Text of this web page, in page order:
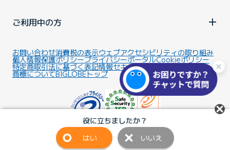
役に立ちましたか？
はい
いいえ
ご利用中の方
お問い合わせ消費税の表示ウェブアクセシビリティの取り組み
個人情報保護ポリシープライバシーポータルCookieポリシー
特定商取引法に基づく表記情報セキュリティ基本方針
商標についてBIGLOBEトップ
Copyright ©BIGLOBE Inc. 2026. All rights reserved.